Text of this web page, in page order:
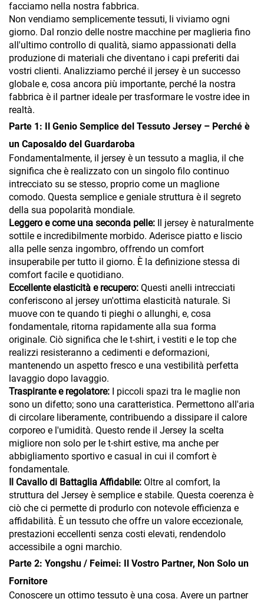
facciamo nella nostra fabbrica.
Non vendiamo semplicemente tessuti, li viviamo ogni
giorno. Dal ronzio delle nostre macchine per maglieria fino
all'ultimo controllo di qualità, siamo appassionati della
produzione di materiali che diventano i capi preferiti dai
vostri clienti. Analizziamo perché il jersey è un successo
globale e, cosa ancora più importante, perché la nostra
fabbrica è il partner ideale per trasformare le vostre idee in
realtà.
Parte 1: Il Genio Semplice del Tessuto Jersey – Perché è
un Caposaldo del Guardaroba
Fondamentalmente, il jersey è un tessuto a maglia, il che
significa che è realizzato con un singolo filo continuo
intrecciato su se stesso, proprio come un maglione
comodo. Questa semplice e geniale struttura è il segreto
della sua popolarità mondiale.
Leggero e come una seconda pelle:
Il jersey è naturalmente
sottile e incredibilmente morbido. Aderisce piatto e liscio
alla pelle senza ingombro, offrendo un comfort
insuperabile per tutto il giorno. È la definizione stessa di
comfort facile e quotidiano.
Eccellente elasticità e recupero: Questi anelli intrecciati
conferiscono al jersey un'ottima elasticità naturale. Si
muove con te quando ti pieghi o allunghi, e, cosa
fondamentale, ritorna rapidamente alla sua forma
originale. Ciò significa che le t-shirt, i vestiti e le top che
realizzi resisteranno a cedimenti e deformazioni,
mantenendo un aspetto fresco e una vestibilità perfetta
lavaggio dopo lavaggio.
Traspirante e regolatore:
I piccoli spazi tra le maglie non
sono un difetto; sono una caratteristica. Permettono all'aria
di circolare liberamente, contribuendo a dissipare il calore
corporeo e l'umidità. Questo rende il Jersey la scelta
migliore non solo per le t-shirt estive, ma anche per
abbigliamento sportivo e casual in cui il comfort è
fondamentale.
Il Cavallo di Battaglia Affidabile: Oltre al comfort, la
struttura del Jersey è semplice e stabile. Questa coerenza è
ciò che ci permette di produrlo con notevole efficienza e
affidabilità. È un tessuto che offre un valore eccezionale,
prestazioni eccellenti senza costi elevati, rendendolo
accessibile a ogni marchio.
Parte 2: Yongshu / Feimei: Il Vostro Partner, Non Solo un
Fornitore
Conoscere un ottimo tessuto è una cosa. Avere un partner